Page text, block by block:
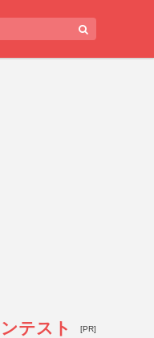
テスト [PR]